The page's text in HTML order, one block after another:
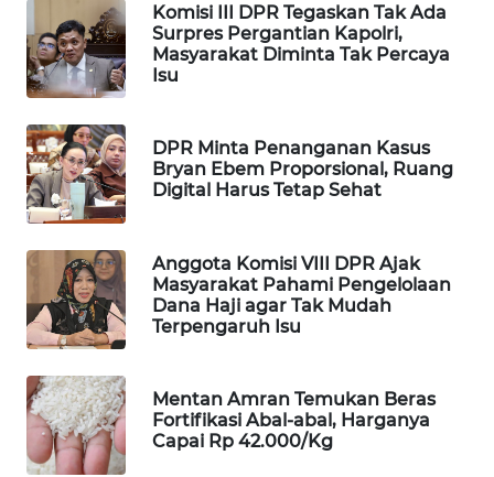
Komisi III DPR Tegaskan Tak Ada
Surpres Pergantian Kapolri,
Masyarakat Diminta Tak Percaya
Isu
DPR Minta Penanganan Kasus
Bryan Ebem Proporsional, Ruang
Digital Harus Tetap Sehat
Anggota Komisi VIII DPR Ajak
Masyarakat Pahami Pengelolaan
Dana Haji agar Tak Mudah
Terpengaruh Isu
Mentan Amran Temukan Beras
Fortifikasi Abal-abal, Harganya
Capai Rp 42.000/Kg
WAHANA
SPORT
WAHANA
WAHANA
SELEB
WAHANA
PERSONA
WAHANA
WAHANA
HEALTH